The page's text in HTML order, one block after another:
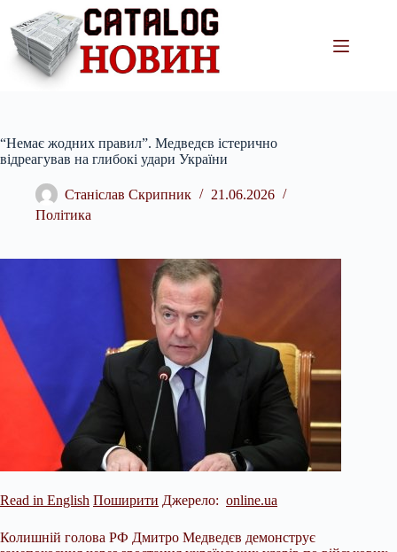
вмісту
“Немає жодних правил”. Медведєв істерично
відреагував на глибокі удари України
Станіслав Скрипник
21.06.2026
Політика
Read in English Поширити Джерело: online.ua
Колишній голова РФ Дмитро Медведєв демонструє